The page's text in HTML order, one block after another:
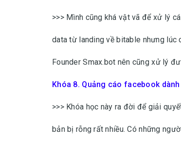
>>> Mình cũng khá vật vã để xử lý
data từ landing về bitable nhưng lúc
Founder Smax.bot nên cũng xử lý
Khóa 8. Quảng cáo facebook
>>> Khóa học này ra đời để giải
bản bị rỗng rất nhiều. Có những